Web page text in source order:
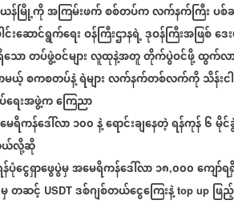
ယန်မြို့ကိုအကြမ်းဖက်စစ်တပ်ကလက်နက်ကြီးပစ်
းဆောင်ရွက်ရေးဝန်ကြီးဌာနရဲ့ဒုဝန်ကြီးအဖြစ်ဒေ
သောတပ်ဖွဲ့ဝင်များလူထုနဲ့အတူတိုက်ပွဲဝင်ဖို့ထွက်လ
မယ့်စကစတပ်နဲ့ရဲများလက်နက်တစ်လက်ကိုသိန်း
ရေးအဖွဲ့ကကြေညာ
ေရိကန်ဒေါ်လာ၁၀၀နဲ့ရောင်းချနေတဲ့ရန်ကုန်၆မို
ယ်လို့ဆို
ငွေရှာဖွေပွဲမှအမေရိကန်ဒေါ်လာ၁၈,၀၀၀ကျော်ရ
မှတဆင့် USDT ဒစ်ဂျစ်တယ်ငွေကြေးနဲ့ top up ဖြ